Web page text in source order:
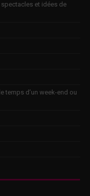
et idées de
temps d’un week-end ou